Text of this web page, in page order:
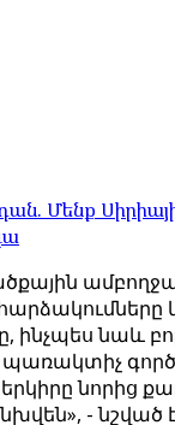
Մենք
ինչպես նաև
նորից
- նշված